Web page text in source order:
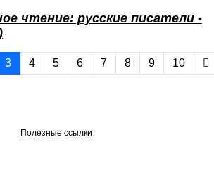
чтение: русские писатели -
3 4 5 6 7 8 9 10
Полезные ссылки